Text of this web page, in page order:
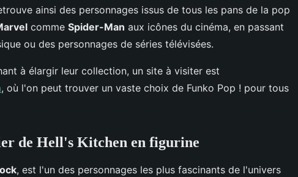
ainsi des personnages issus de tous les pans de la pop
comme Spider-Man aux icônes du cinéma, en passant
ou des personnages de séries télévisées.
à élargir leur collection, un site à visiter est
, où l'on peut trouver un vaste choix de Funko Pop ! pour tous
de Hell's Kitchen en figurine
, est l'un des personnages les plus fascinants de l'univers